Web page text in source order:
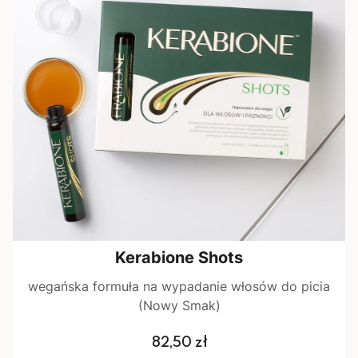
Kerabione Shots
wegańska formuła na wypadanie włosów do picia
(Nowy Smak)
Cena
82,50 zł